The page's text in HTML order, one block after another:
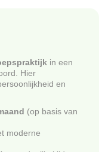
in een
Hier
en
(op basis van
moderne